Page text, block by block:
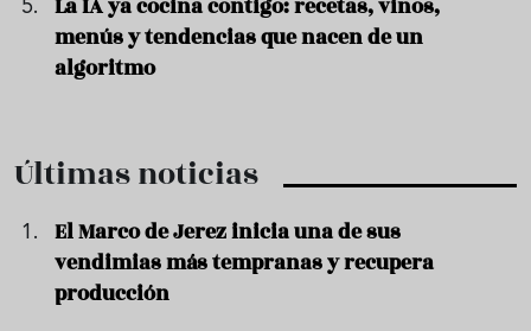
La IA ya cocina contigo: recetas, vinos,
menús y tendencias que nacen de un
algoritmo
Últimas noticias
El Marco de Jerez inicia una de sus
vendimias más tempranas y recupera
producción